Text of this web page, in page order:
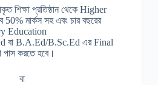
শিক্ষা প্রতিষ্ঠান থেকে Higher
মার্কস সহ এবং চার বছরের
Education
বা B.A.Ed/B.Sc.Ed এর Final
পাস করতে হবে।
বা